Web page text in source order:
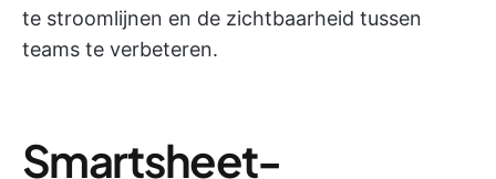
te stroomlijnen en de zichtbaarheid tussen
teams te verbeteren.
Smartsheet-